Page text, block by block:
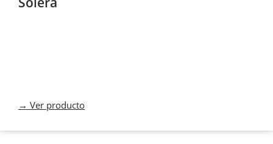
→ Ver producto